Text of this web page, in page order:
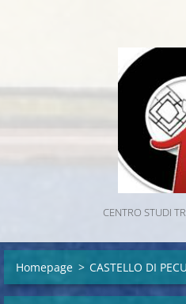
CENTRO STUDI
Homepage > CASTELLO DI